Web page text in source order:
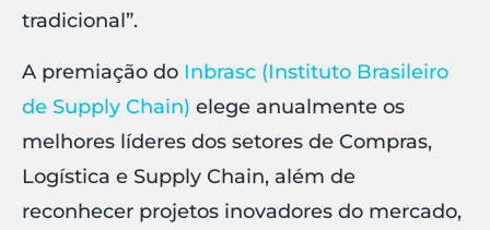
tradicional”.
A premiação do Inbrasc (Instituto Brasileiro
de Supply Chain) elege anualmente os
melhores líderes dos setores de Compras,
Logística e Supply Chain, além de
reconhecer projetos inovadores do mercado,